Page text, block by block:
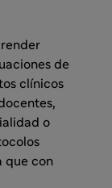
de
clínicos
o
que con